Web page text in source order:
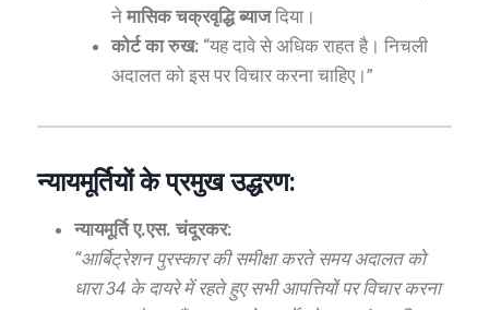
ने मासिक चक्रवृद्धि ब्याजदिया।
कोर्ट का रुख: “यह दावे से अधिक राहत है। निचली
अदालत को इस पर विचार करना चाहिए।”
न्यायमूर्तियों के प्रमुख उद्धरण:
न्यायमूर्ति ए.एस. चंदूरकर:
“आर्बिट्रेशन पुरस्कार की समीक्षा करते समय अदालत को
धारा 34 के दायरे में रहते हुए सभी आपत्तियों पर विचार करना